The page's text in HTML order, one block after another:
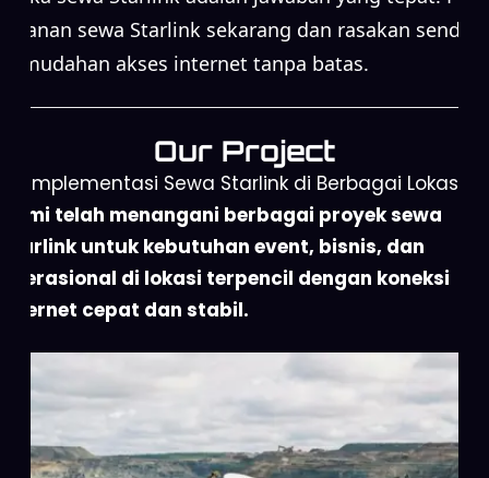
layanan sewa Starlink sekarang dan rasakan sendiri
kemudahan akses internet tanpa batas.
Our Project
Implementasi Sewa Starlink di Berbagai Lokasi
Kami telah menangani berbagai proyek sewa
Starlink untuk kebutuhan event, bisnis, dan
operasional di lokasi terpencil dengan koneksi
internet cepat dan stabil.